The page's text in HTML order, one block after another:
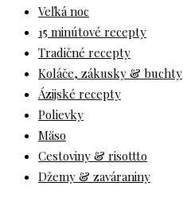
Veľká noc
15 minútové recepty
Tradičné recepty
Koláče, zákusky & buchty
Ázijské recepty
Polievky
Mäso
Cestoviny & risottto
Džemy & zaváraniny